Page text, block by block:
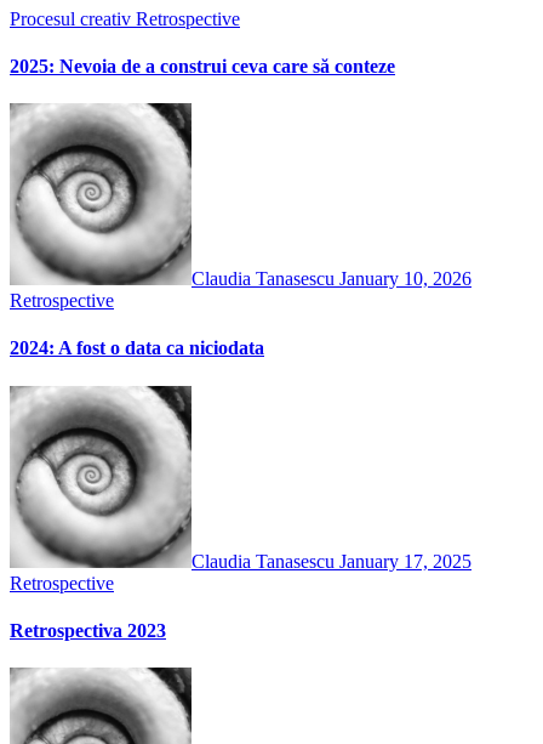
Procesul creativ Retrospective
2025: Nevoia de a construi ceva care să conteze
Claudia Tanasescu January 10, 2026
Retrospective
2024: A fost o data ca niciodata
Claudia Tanasescu January 17, 2025
Retrospective
Retrospectiva 2023